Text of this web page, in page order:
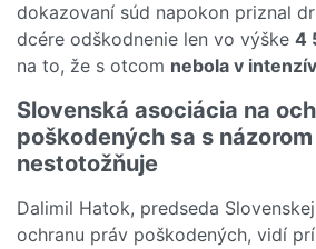
dokazovaní súd napokon priznal
dcére odškodnenie len vo výške 4
na to, že s otcom nebola v
Slovenská asociácia na
poškodených sa s
nestotožňuje
Dalimil Hatok, predseda
ochranu práv poškodených, vidí